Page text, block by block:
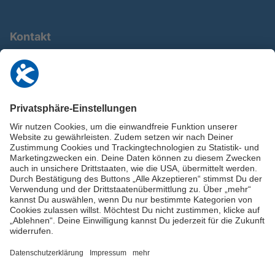
Kontakt
0911 / 9234 950
info@deutschland-im-plus.de
Impressum
Online-Schuldnerberatung
Stellen Sie hier Ihre Fragen und erhalten Sie kostenlos und umgehend
Informationen von unseren Schuldnerberater:innen.
Beratungshotline: 0800 / 5035851
Spendenkonto